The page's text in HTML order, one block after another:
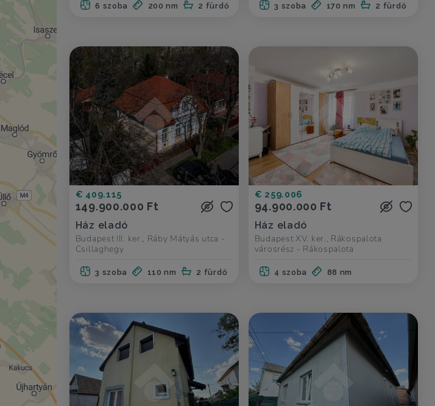
6 szoba 200 nm 2 fürdő 3 szoba 170 nm 2 fürdő
€ 409.115
149.900.000 Ft
Ház eladó
Budapest III. ker., Ráby Mátyás utca -
Csillaghegy
3 szoba 110 nm 2 fürdő
€ 259.006
94.900.000 Ft
Ház eladó
Budapest XV. ker., Rákospalota
városrész - Rákospalota
4 szoba 88 nm